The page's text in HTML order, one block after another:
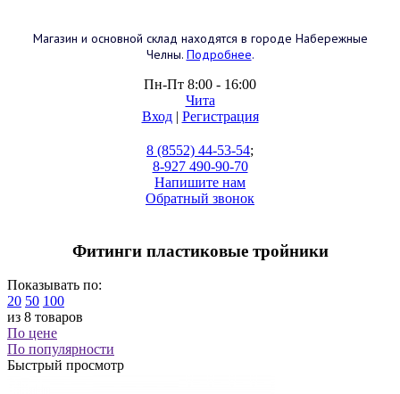
Магазин и основной склад находятся в городе Набережные
Челны. Подробнее.
Пн-Пт 8:00 - 16:00
Чита
Вход| Регистрация
8 (8552) 44-53-54;
8-927 490-90-70
Напишите нам
Обратный звонок
Фитинги пластиковые тройники
Показывать по:
20 50 100
из 8 товаров
По цене
По популярности
Быстрый просмотр